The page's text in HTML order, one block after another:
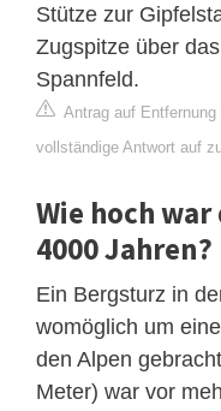
Stütze zur
Zugspitze über
Spannfeld.
Antrag auf Entfernung
vollständige Antwort auf
Wie hoch
4000 Jahren?
Ein Bergsturz in
womöglich um
den Alpen
Meter) war vor